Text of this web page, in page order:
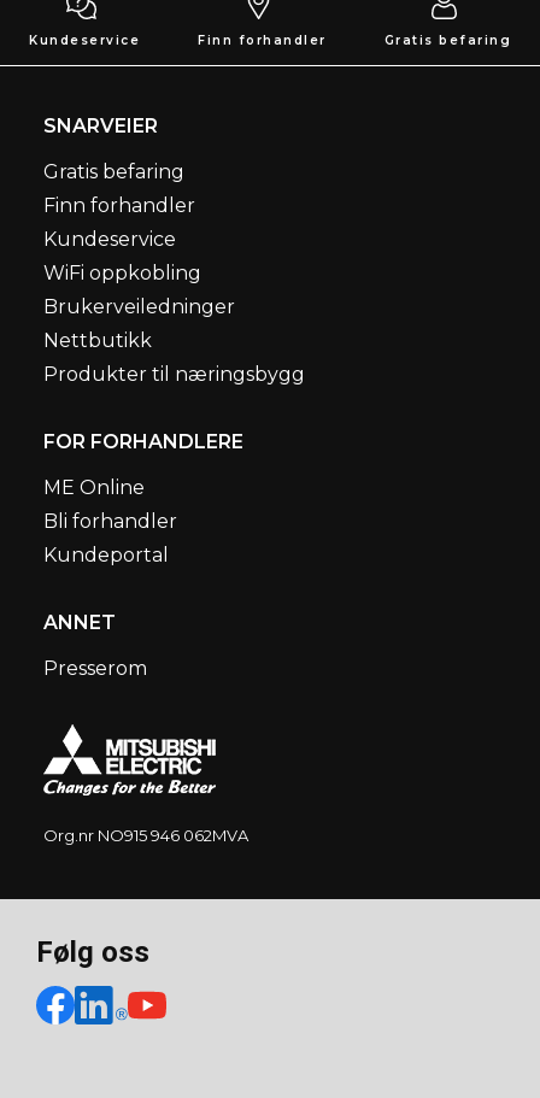
Kundeservice Finn forhandler Gratis befaring
Org.nr NO915 946 062MVA
SNARVEIER
Gratis befaring
Finn forhandler
Kundeservice
WiFi oppkobling
Brukerveiledninger
Nettbutikk
Produkter til næringsbygg
FOR FORHANDLERE
ME Online
Bli forhandler
Kundeportal
ANNET
Presserom
Følg oss